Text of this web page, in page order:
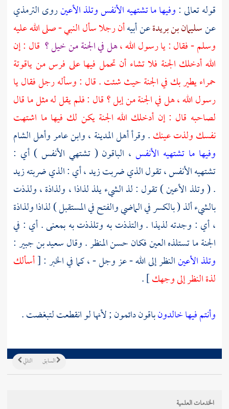
قوله تعالى :وفيها ما تشتهيه الأنفس وتلذ الأعينروىالترمذي
عنسليمان بن بريدةعن أبيهأن رجلا سأل النبي - صلى الله عليه
وسلم - فقال : يا رسول الله ،هل في الجنة من خيل ؟ قال : إن
الله أدخلك الجنة فلا تشاء أن تحمل فيها على فرس من ياقوتة
حمراء يطير بك في الجنة حيث شئت . قال : وسأله رجل فقال يا
رسول الله ، هل في الجنة من إبل ؟ قال : فلم يقل له مثل ما قال
لصاحبه قال : إن أدخلك الله الجنة يكن لك فيها ما اشتهت
نفسك ولذت عينك. وقرأأهلالمدينة ،وابن عامروأهلالشام
وفيها ما تشتهيه الأنفس ، الباقون ( تشتهي الأنفس ) أي :
تشتهيه الأنفس ، تقول الذي ضربت زيد ، أي : الذي ضربته زيد
. ( وتلذ الأعين ) تقول : لذ الشيء يلذ لذاذا ، ولذاذة ، ولذذت
بالشيء ألذ ( بالكسر في الماضي والفتح في المستقبل ) لذاذا ولذاذة
، أي : وجدته لذيذا . والتذذت به وتلذذت به بمعنى . أي : في
الجنة ما تستلذه العين فكان حسن المنظر . وقالسعيد بن جبير:
وتلذ الأعينالنظر إلى الله - عز وجل - ، كما في الخبر : [أسألك
لذة النظر إلى وجهك] .
وأنتم فيها خالدونباقون دائمون ; لأنها لو انقطعت لتبغضت .
التالي السابق
الخدمات العلمية